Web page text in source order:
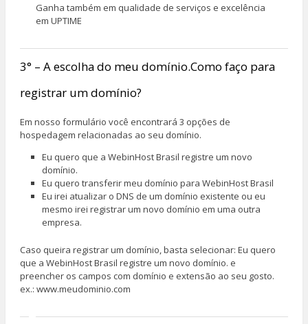
Ganha também em qualidade de serviços e excelência
em UPTIME
3° – A escolha do meu domínio.Como faço para
registrar um domínio?
Em nosso formulário você encontrará 3 opções de
hospedagem relacionadas ao seu domínio.
Eu quero que a WebinHost Brasil registre um novo
domínio.
Eu quero transferir meu domínio para WebinHost Brasil
Eu irei atualizar o DNS de um domínio existente ou eu
mesmo irei registrar um novo domínio em uma outra
empresa.
Caso queira registrar um domínio, basta selecionar: Eu quero
que a WebinHost Brasil registre um novo domínio. e
preencher os campos com domínio e extensão ao seu gosto.
ex.: www.meudominio.com